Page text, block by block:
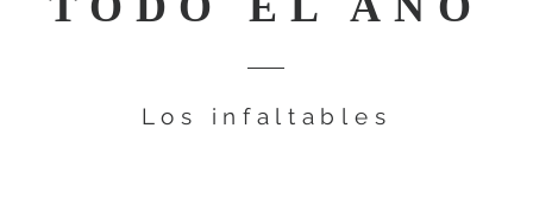
Los infaltables